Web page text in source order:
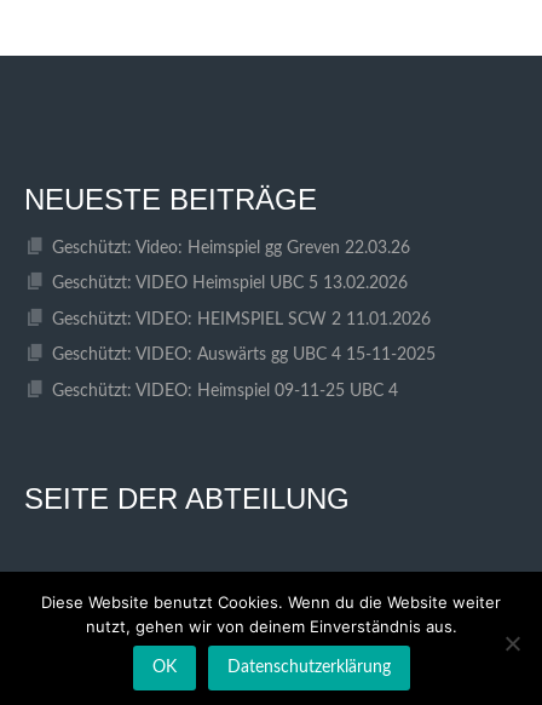
NEUESTE BEITRÄGE
Geschützt: Video: Heimspiel gg Greven 22.03.26
Geschützt: VIDEO Heimspiel UBC 5 13.02.2026
Geschützt: VIDEO: HEIMSPIEL SCW 2 11.01.2026
Geschützt: VIDEO: Auswärts gg UBC 4 15-11-2025
Geschützt: VIDEO: Heimspiel 09-11-25 UBC 4
SEITE DER ABTEILUNG
© 2026 SC WESTFALIA KINDERHAUS
ENTWORFEN VON THEMEBOY
Diese Website benutzt Cookies. Wenn du die Website weiter
nutzt, gehen wir von deinem Einverständnis aus.
OK Datenschutzerklärung